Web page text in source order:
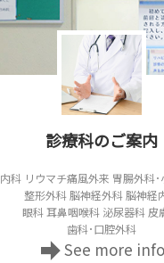
診療科のご案内
内科 リウマチ痛風外来 胃腸外科
整形外科 脳神経外科 脳神経
眼科 耳鼻咽喉科 泌尿器科 皮
歯科･口腔外科
See more info